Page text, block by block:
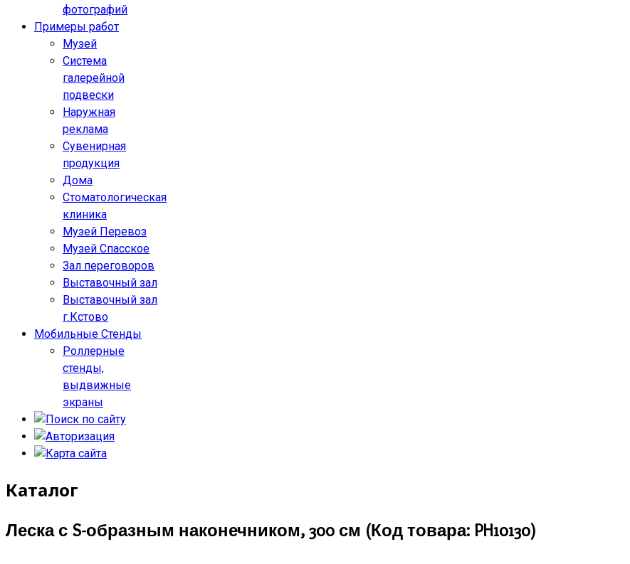
фотографий
Примеры работ
Музей
Система
галерейной
подвески
Наружная
реклама
Сувенирная
продукция
Дома
Стоматологическая
клиника
Музей Перевоз
Музей Спасское
Зал переговоров
Выставочный зал
Выставочный зал
г.Кстово
Мобильные Стенды
Роллерные
стенды,
выдвижные
экраны
Каталог
Леска с S-образным наконечником, 300 см (Код товара: PH10130)